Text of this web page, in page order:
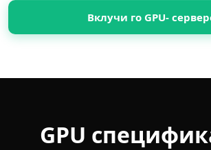
Вклучи го GPU-
GPU